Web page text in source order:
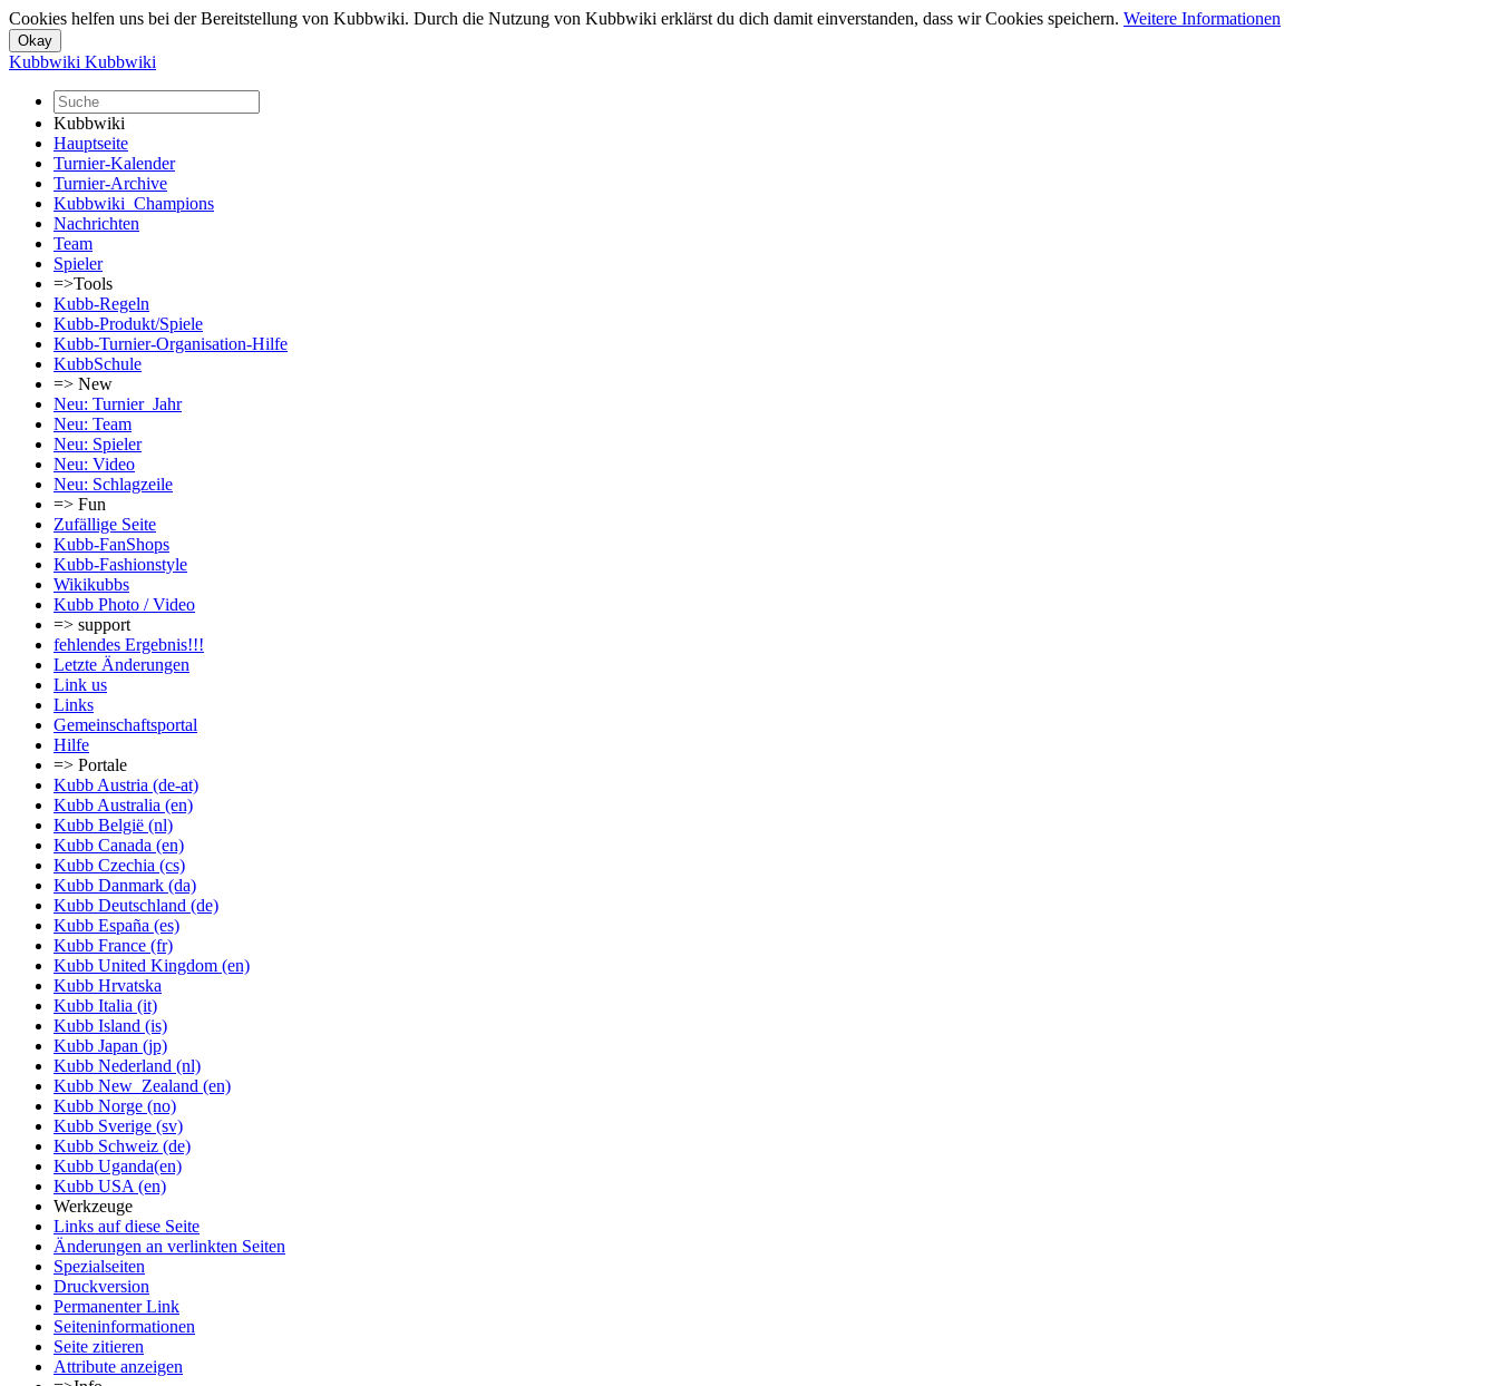
Cookies helfen uns bei der Bereitstellung von Kubbwiki. Durch die Nutzung von Kubbwiki erklärst du dich damit einverstanden, dass wir Cookies speichern. Weitere Informationen
Kubbwiki Kubbwiki
Kubbwiki
Hauptseite
Turnier-Kalender
Turnier-Archive
Kubbwiki_Champions
Nachrichten
Team
Spieler
=>Tools
Kubb-Regeln
Kubb-Produkt/Spiele
Kubb-Turnier-Organisation-Hilfe
KubbSchule
=> New
Neu: Turnier_Jahr
Neu: Team
Neu: Spieler
Neu: Video
Neu: Schlagzeile
=> Fun
Zufällige Seite
Kubb-FanShops
Kubb-Fashionstyle
Wikikubbs
Kubb Photo / Video
=> support
fehlendes Ergebnis!!!
Letzte Änderungen
Link us
Links
Gemeinschafts­portal
Hilfe
=> Portale
Kubb Austria (de-at)
Kubb Australia (en)
Kubb België (nl)
Kubb Canada (en)
Kubb Czechia (cs)
Kubb Danmark (da)
Kubb Deutschland (de)
Kubb España (es)
Kubb France (fr)
Kubb United Kingdom (en)
Kubb Hrvatska
Kubb Italia (it)
Kubb Island (is)
Kubb Japan (jp)
Kubb Nederland (nl)
Kubb New_Zealand (en)
Kubb Norge (no)
Kubb Sverige (sv)
Kubb Schweiz (de)
Kubb Uganda(en)
Kubb USA (en)
Werkzeuge
Links auf diese Seite
Änderungen an verlinkten Seiten
Spezialseiten
Druckversion
Permanenter Link
Seiten­informationen
Seite zitieren
Attribute anzeigen